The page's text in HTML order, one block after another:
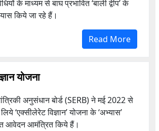
के माध्यम से बाघ प्रभावित ‘बाली द्वीप’ के
किये जा रहे हैं।
Read More
योजना
अनुसंधान बोर्ड (SERB) ने मई 2022 से
‘एक्सीलेरेट विज्ञान’योजना के ‘अभ्यास’
आवेदन आमंत्रित किये हैं।